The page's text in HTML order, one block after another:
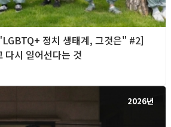
정치 생태계, 그것은" #2]
다시 일어선다는 것
2026년